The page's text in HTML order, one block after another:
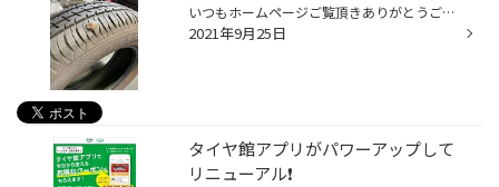
いつもホームページご覧頂きありがとうございます。 当店は堺市西区、13号線沿いにあるタイヤ館堺店です。 なかなか太い物が刺さってましたd(￣ ￣) 直径6ミリ以上ありましたので、修理不可でタイヤ交換になりました。 タイヤ館 堺店 ☎ 072-272-3536 住所 堺市西区鳳南町4-394 営業時間 9：30～18：30
2021年9月25日
タイヤ館アプリがパワーアップして
リニューアル❗️